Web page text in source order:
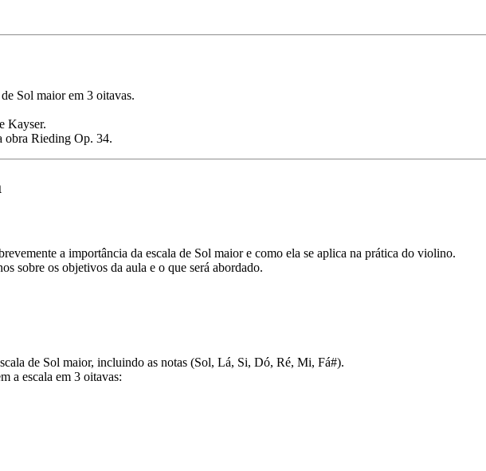
Sol maior em 3 oitavas.
Kayser.
obra Rieding Op. 34.
a importância da escala de Sol maior e como ela se aplica na prática do violino.
sobre os objetivos da aula e o que será abordado.
de Sol maior, incluindo as notas (Sol, Lá, Si, Dó, Ré, Mi, Fá#).
a escala em 3 oitavas: